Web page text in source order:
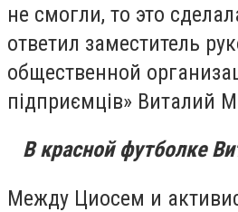
не смогли, то это
ответил заместитель
общественной
підприємців» Виталий
В красной футболке
Между Циосем и